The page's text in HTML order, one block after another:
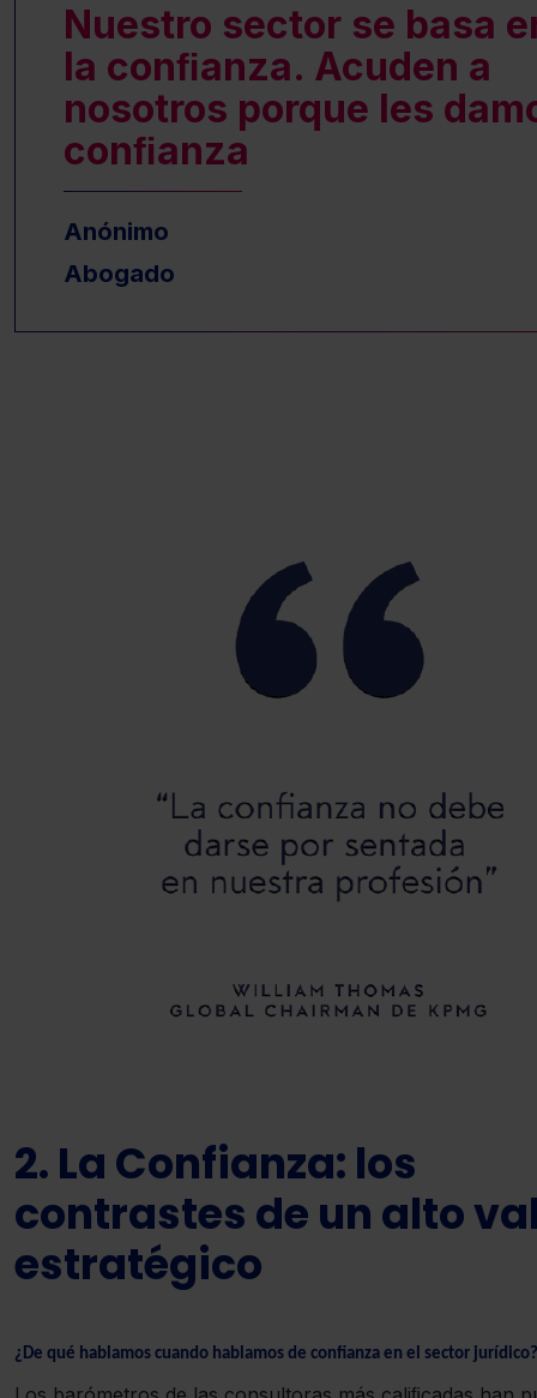
Nuestro sector se basa
la conﬁanza. Acuden a
nosotros porque les
conﬁanza
Anónimo
Abogado
2. La Confianza: los
contrastes de un alto
estratégico
¿De qué hablamos cuando hablamos de confianza en el sector jurídico?